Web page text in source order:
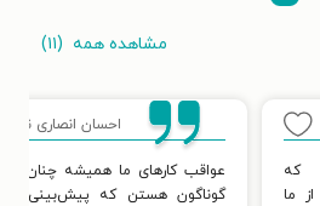
مشاهده همه (۱۱)
که
ما
احسان انصاری نیا
عواقب کارهای ما همیشه چنان
گوناگون هستن که پیش‌بینی